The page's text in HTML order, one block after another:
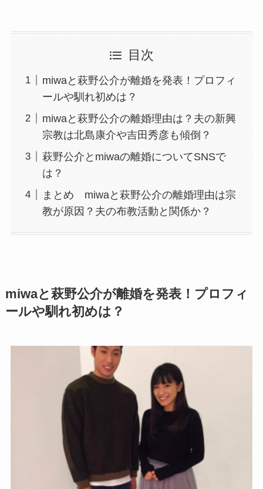
目次
miwaと萩野公介が離婚を発表！プロフィ
ールや馴れ初めは？
miwaと萩野公介の離婚理由は？夫の新興
宗教は北島康介や吉田秀彦も傾倒？
萩野公介とmiwaの離婚についてSNSで
は？
まとめ miwaと萩野公介の離婚理由は宗
教が原因？夫の布教活動と関係か？
miwaと萩野公介が離婚を発表！プロフィ
ールや馴れ初めは？